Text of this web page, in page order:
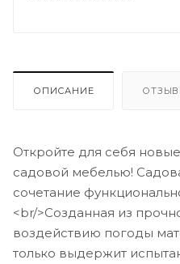
ОПИСАНИЕ
Откройте для себя
садовой мебелью!
сочетание
<br/>Созданная из
воздействию погоды
только выдержит